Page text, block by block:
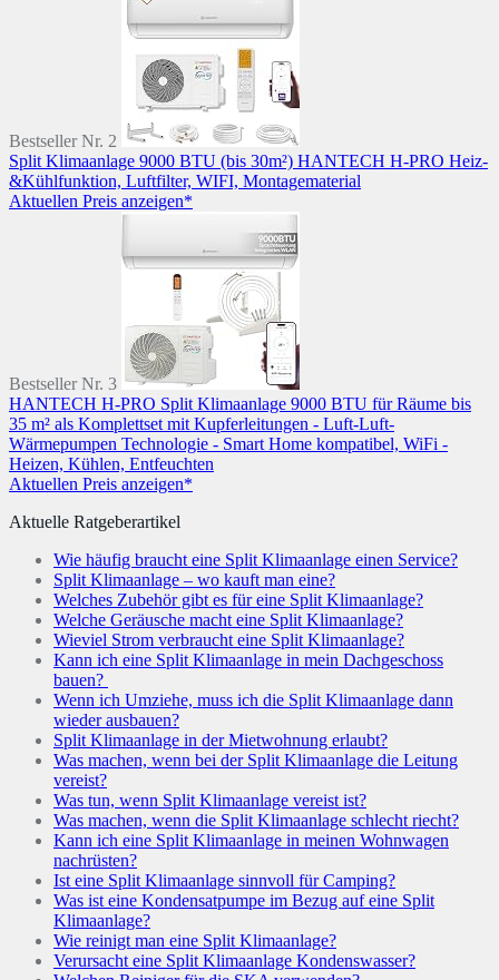
Bestseller Nr. 2
Split Klimaanlage 9000 BTU (bis 30m²) HANTECH H-PRO Heiz-
&Kühlfunktion, Luftfilter, WIFI, Montagematerial
Aktuellen Preis anzeigen*
Bestseller Nr. 3
HANTECH H-PRO Split Klimaanlage 9000 BTU für Räume bis
35 m² als Komplettset mit Kupferleitungen - Luft-Luft-
Wärmepumpen Technologie - Smart Home kompatibel, WiFi -
Heizen, Kühlen, Entfeuchten
Aktuellen Preis anzeigen*
Aktuelle Ratgeberartikel
Wie häufig braucht eine Split Klimaanlage einen Service?
Split Klimaanlage – wo kauft man eine?
Welches Zubehör gibt es für eine Split Klimaanlage?
Welche Geräusche macht eine Split Klimaanlage?
Wieviel Strom verbraucht eine Split Klimaanlage?
Kann ich eine Split Klimaanlage in mein Dachgeschoss
bauen?
Wenn ich Umziehe, muss ich die Split Klimaanlage dann
wieder ausbauen?
Split Klimaanlage in der Mietwohnung erlaubt?
Was machen, wenn bei der Split Klimaanlage die Leitung
vereist?
Was tun, wenn Split Klimaanlage vereist ist?
Was machen, wenn die Split Klimaanlage schlecht riecht?
Kann ich eine Split Klimaanlage in meinen Wohnwagen
nachrüsten?
Ist eine Split Klimaanlage sinnvoll für Camping?
Was ist eine Kondensatpumpe im Bezug auf eine Split
Klimaanlage?
Wie reinigt man eine Split Klimaanlage?
Verursacht eine Split Klimaanlage Kondenswasser?